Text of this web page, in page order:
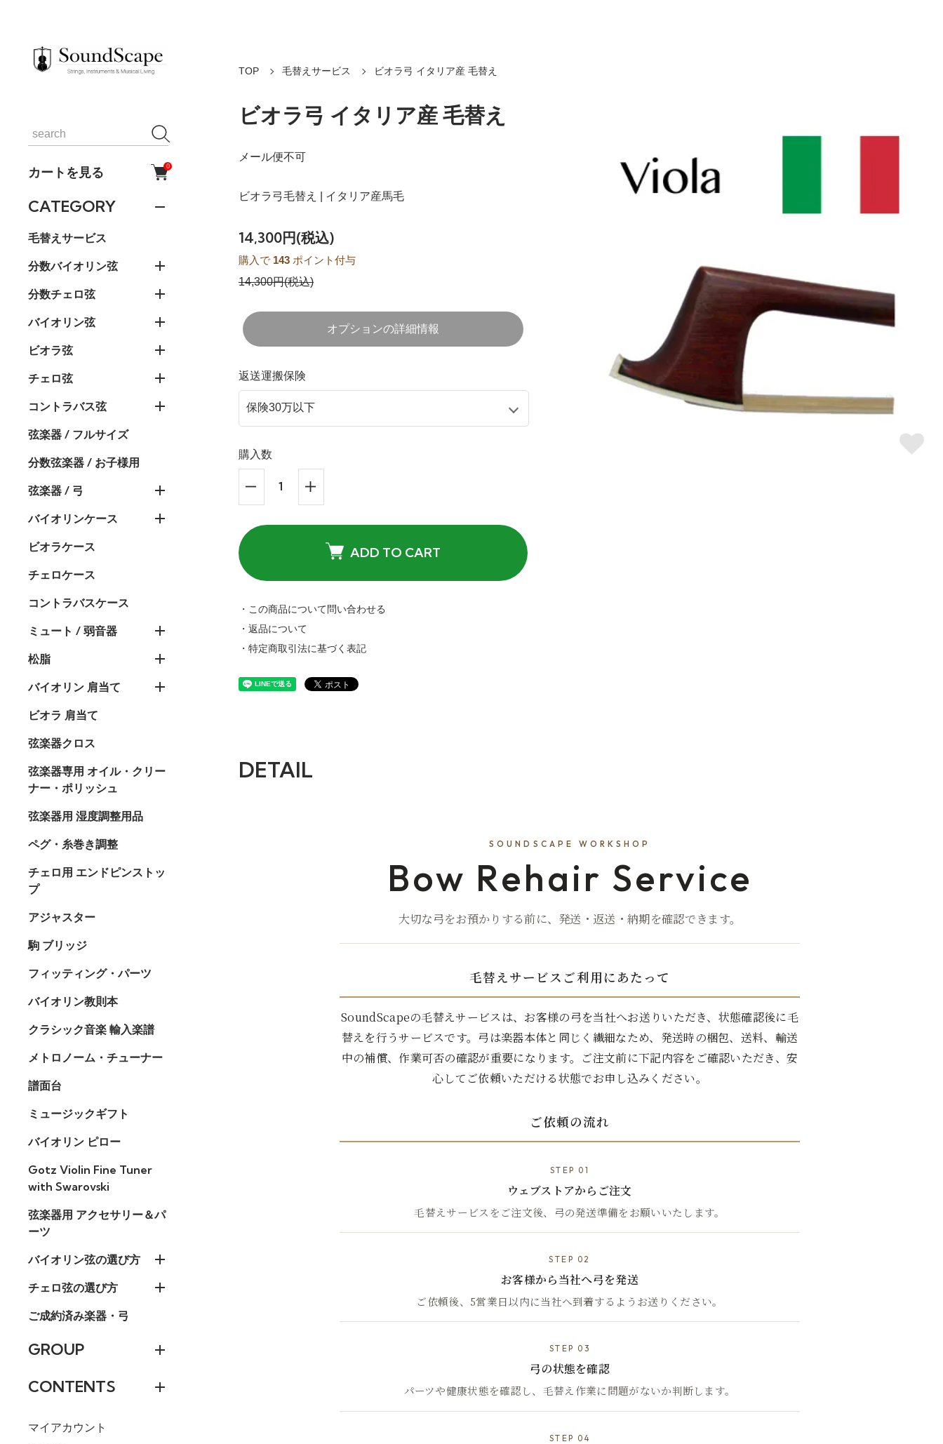
カートを見る 0
CATEGORY
毛替えサービス
分数バイオリン弦
分数チェロ弦
バイオリン弦
ビオラ弦
チェロ弦
コントラバス弦
弦楽器 / フルサイズ
分数弦楽器 / お子様用
弦楽器 / 弓
バイオリンケース
ビオラケース
チェロケース
コントラバスケース
ミュート / 弱音器
松脂
バイオリン 肩当て
ビオラ 肩当て
弦楽器クロス
弦楽器専用 オイル・クリー
ナー・ポリッシュ
弦楽器用 湿度調整用品
ペグ・糸巻き調整
チェロ用 エンドピンストッ
プ
アジャスター
駒 ブリッジ
フィッティング・パーツ
バイオリン教則本
クラシック音楽 輸入楽譜
メトロノーム・チューナー
譜面台
ミュージックギフト
バイオリン ピロー
Gotz Violin Fine Tuner
with Swarovski
弦楽器用 アクセサリー＆パ
ーツ
バイオリン弦の選び方
チェロ弦の選び方
ご成約済み楽器・弓
GROUP
CONTENTS
マイアカウント
TOP 毛替えサービス ビオラ弓 イタリア産 毛替え
ビオラ弓 イタリア産 毛替え
メール便不可
ビオラ弓毛替え | イタリア産馬毛
14,300円(税込)
購入で 143 ポイント付与
14,300円(税込)
オプションの詳細情報
返送運搬保険
購入数
ADD TO CART
・この商品について問い合わせる
・返品について
・特定商取引法に基づく表記
DETAIL
SOUNDSCAPE WORKSHOP
Bow Rehair Service
大切な弓をお預かりする前に、発送・返送・納期を確認できます。
毛替えサービスご利用にあたって
SoundScapeの毛替えサービスは、お客様の弓を当社へお送りいただき、状態確認後に毛
替えを行うサービスです。弓は楽器本体と同じく繊細なため、発送時の梱包、送料、輸送
中の補償、作業可否の確認が重要になります。ご注文前に下記内容をご確認いただき、安
心してご依頼いただける状態でお申し込みください。
ご依頼の流れ
STEP 01
ウェブストアからご注文
毛替えサービスをご注文後、弓の発送準備をお願いいたします。
STEP 02
お客様から当社へ弓を発送
ご依頼後、5営業日以内に当社へ到着するようお送りください。
STEP 03
弓の状態を確認
パーツや健康状態を確認し、毛替え作業に問題がないか判断します。
STEP 04